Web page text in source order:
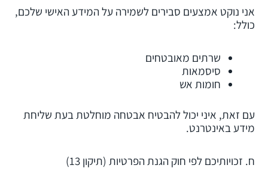
אני נוקט אמצעים סבירים לשמירה על המידע האישי שלכם,
כולל:
שרתים מאובטחים
סיסמאות
חומות אש
עם זאת, איני יכול להבטיח אבטחה מוחלטת בעת שליחת
מידע באינטרנט.
ח. זכויותיכם לפי חוק הגנת הפרטיות (תיקון 13)